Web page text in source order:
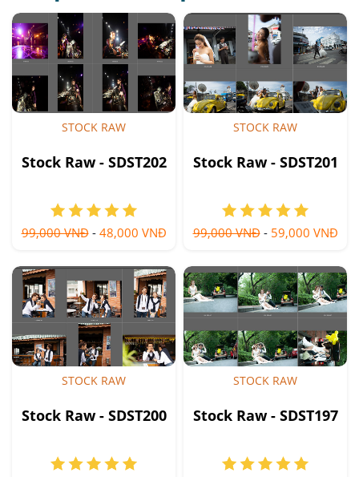
STOCK RAW
Stock Raw - SDST202
99,000 VNĐ- 48,000 VNĐ
STOCK RAW
Stock Raw - SDST201
99,000 VNĐ- 59,000 VNĐ
STOCK RAW
Stock Raw - SDST200
STOCK RAW
Stock Raw - SDST197